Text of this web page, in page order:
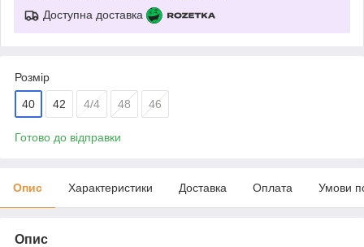
Доступна доставка
Розмір
40 42 4/4 48 46
Готово до відправки
Опис Характеристики Доставка Оплата Умови
Опис